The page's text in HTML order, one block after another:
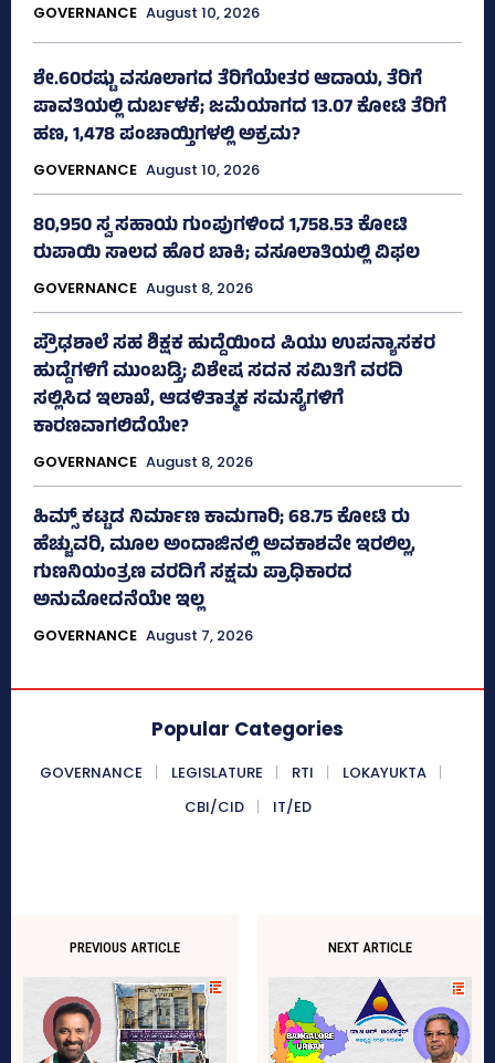
GOVERNANCE August 10, 2026
ಶೇ.60ರಷ್ಟು ವಸೂಲಾಗದ ತೆರಿಗೆಯೇತರ ಆದಾಯ, ತೆರಿಗೆ
ಪಾವತಿಯಲ್ಲಿ ದುರ್ಬಳಕೆ; ಜಮೆಯಾಗದ 13.07 ಕೋಟಿ ತೆರಿಗೆ
ಹಣ, 1,478 ಪಂಚಾಯ್ತಿಗಳಲ್ಲಿ ಅಕ್ರಮ?
GOVERNANCE August 10, 2026
80,950 ಸ್ವ ಸಹಾಯ ಗುಂಪುಗಳಿಂದ 1,758.53 ಕೋಟಿ
ರುಪಾಯಿ ಸಾಲದ ಹೊರ ಬಾಕಿ; ವಸೂಲಾತಿಯಲ್ಲಿ ವಿಫಲ
GOVERNANCE August 8, 2026
ಪ್ರೌಢಶಾಲೆ ಸಹ ಶಿಕ್ಷಕ ಹುದ್ದೆಯಿಂದ ಪಿಯು ಉಪನ್ಯಾಸಕರ
ಹುದ್ದೆಗಳಿಗೆ ಮುಂಬಡ್ತಿ; ವಿಶೇಷ ಸದನ ಸಮಿತಿಗೆ ವರದಿ
ಸಲ್ಲಿಸಿದ ಇಲಾಖೆ, ಆಡಳಿತಾತ್ಮಕ ಸಮಸ್ಯೆಗಳಿಗೆ
ಕಾರಣವಾಗಲಿದೆಯೇ?
GOVERNANCE August 8, 2026
ಹಿಮ್ಸ್‌ ಕಟ್ಟಡ ನಿರ್ಮಾಣ ಕಾಮಗಾರಿ; 68.75 ಕೋಟಿ ರು
ಹೆಚ್ಚುವರಿ, ಮೂಲ ಅಂದಾಜಿನಲ್ಲಿ ಅವಕಾಶವೇ ಇರಲಿಲ್ಲ,
ಗುಣನಿಯಂತ್ರಣ ವರದಿಗೆ ಸಕ್ಷಮ ಪ್ರಾಧಿಕಾರದ
ಅನುಮೋದನೆಯೇ ಇಲ್ಲ
GOVERNANCE August 7, 2026
Popular Categories
GOVERNANCE LEGISLATURE RTI
LOKAYUKTA
CBI/CID
IT/ED
PREVIOUS ARTICLE NEXT ARTICLE